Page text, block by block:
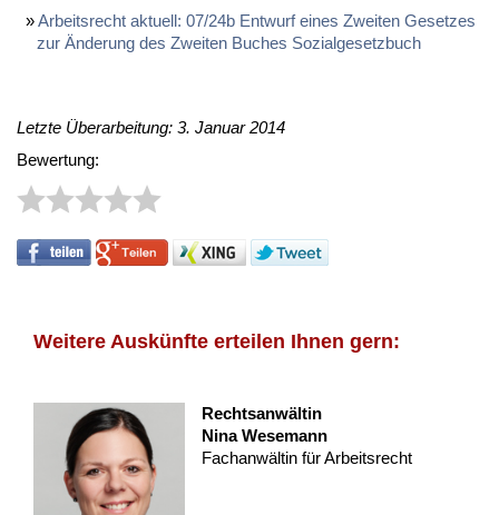
Ar­beits­recht ak­tu­ell: 07/24b Ent­wurf ei­nes Zwei­ten Ge­set­zes
zur Än­de­rung des Zwei­ten Bu­ches So­zi­al­ge­setz­buch
Letzte Überarbeitung: 3. Januar 2014
Bewertung:
Weitere Auskünfte erteilen Ihnen gern:
Rechtsanwältin
Nina Wesemann
Fachanwältin für Arbeitsrecht